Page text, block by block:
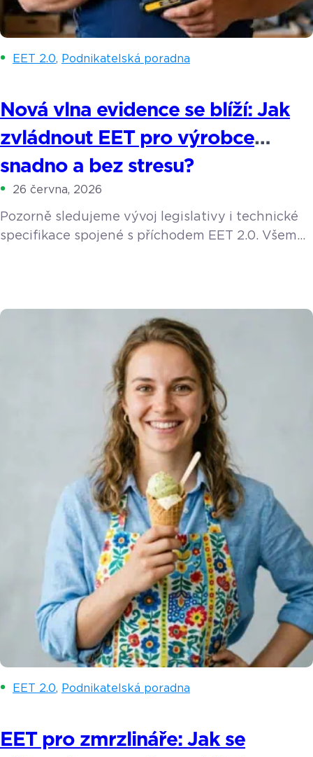
EET 2.0, Podnikatelská poradna
Nová vlna evidence se blíží: Jak
zvládnout EET pro výrobce
snadno a bez stresu?
26 června, 2026
Pozorně sledujeme vývoj legislativy i technické
specifikace spojené s příchodem EET 2.0. Všem
pečete domácí kváskový chléb nebo mícháte
přírodní kosmetiku, vaše hlavní vášeň je jasná –
samotná tvorba. S příchodem nové legislativy se
ale každý tvůrce musí na chvíli […]
EET 2.0, Podnikatelská poradna
EET pro zmrzlináře: Jak se